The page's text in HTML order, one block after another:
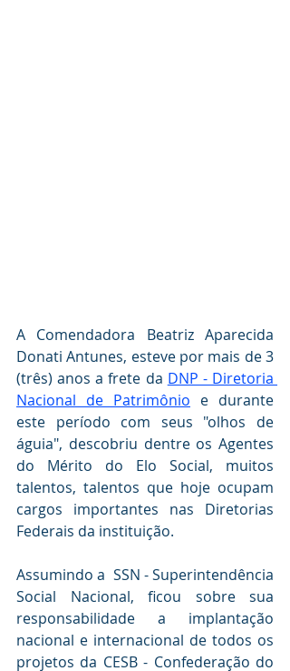
A Comendadora Beatriz Aparecida
Donati Antunes, esteve por mais de 3
(três) anos a frete da DNP - Diretoria
Nacional de Patrimônio e durante
este período com seus "olhos de
águia", descobriu dentre os Agentes
do Mérito do Elo Social, muitos
talentos, talentos que hoje ocupam
cargos importantes nas Diretorias
Federais da instituição.
Assumindo a  SSN - Superintendência
Social Nacional, ficou sobre sua
responsabilidade a implantação
nacional e internacional de todos os
projetos da CESB - Confederação do